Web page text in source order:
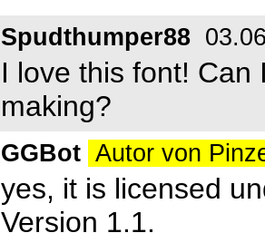
Spudthumper88
I love this font! Can
making?
GGBot Autor von
yes, it is licensed
Version 1.1.